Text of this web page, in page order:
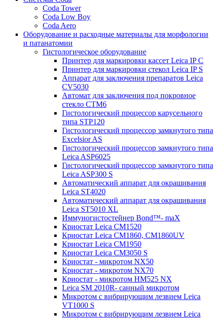
Coda Tower
Coda Low Boy
Coda Aero
Оборудование и расходные материалы для морфологии
и патанатомии
Гистологическое оборудование
Принтер для маркировки кассет Leica IP C
Принтер для маркировки стекол Leica IP S
Аппарат для заключения препаратов Leica
CV5030
Автомат для заключения под покровное
стекло CTM6
Гистологический процессор карусельного
типа STP120
Гистологический процессор замкнутого типа
Excelsior AS
Гистологический процессор замкнутого типа
Leica ASP6025
Гистологический процессор замкнутого типа
Leica ASP300 S
Автоматический аппарат для окрашивания
Leica ST4020
Автоматический аппарат для окрашивания
Leica ST5010 XL
Иммуногистостейнер Bond™- maX
Криостат Leica CM1520
Криостат Leica CM1860, CM1860UV
Криостат Leica CM1950
Криостат Leica CM3050 S
Криостат - микротом NX50
Криостат - микротом NX70
Криостат - микротом HM525 NX
Leica SM 2010R- санный микротом
Микротом с вибрирующим лезвием Leica
VT1000 S
Микротом с вибрирующим лезвием Leica